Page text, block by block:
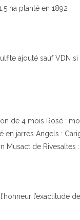
ha planté en 1892
ajouté sauf
de 4 mois Rosé :
jarres Angels :
de
l’exactitude